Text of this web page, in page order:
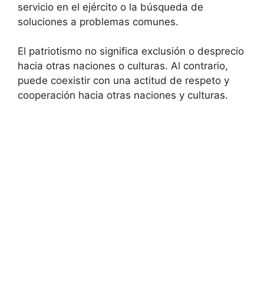
servicio en el ejército o la búsqueda de
soluciones a problemas comunes.
El patriotismo no significa exclusión o desprecio
hacia otras naciones o culturas. Al contrario,
puede coexistir con una actitud de respeto y
cooperación hacia otras naciones y culturas.